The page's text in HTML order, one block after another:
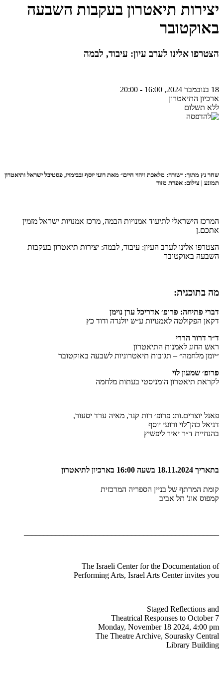
יצירות תיאטרון בעקבות השבעה
באוקטובר
הצטרפו אלינו לערב עיון: עיבוד, לבמה
18 בנובמבר 2024, 16:00 - 20:00
ארכיון התיאטרון
ללא תשלום
שחר נץ מתוך: ״שורה: מלאכת זיהוי חיים״ מאת רועי יוסף ובבימויו, פסטיבל ישראל ותיאטרון
תמונע | צילום: אפרת מזור
המרכז הישראלי לתיעוד אמנויות הבמה, מרכז אמנויות ישראל מזמין
אתכם.ן
הצטרפו אלינו לערב העיון: עיבוד, לבמה: יצירות תיאטרון בעקבות
השבעה באוקטובר
מה בתוכנית:
דברי פתיחה: פרופ׳ אדריכל ערן נוימן
דקאן הפקולטה לאמנויות ע״ש יולנדה ודוד כץ
ד״ר דרור הררי
ראש החוג לאמנות התיאטרון
״יומן מלחמה״ – תגובות תיאטרוניות לשבעה באוקטובר
פרופ׳ שמעון לוי
לקראת תיאטרון הומניסטי בעתות מלחמה
פאנל יוצרים.ות: פרופ׳ רות קנר, מאיה ערד יסעור,
דניאל כהן־לוי ורועי יוסף
בהנחיית ד״ר יאיר ליפשיץ
בתאריך 18.11.2024 בשעה 16:00 בארכיון לתיאטרון
קומת המרתף של בניין הספריה המרכזית
קמפוס אונ' תל אביב
The Israeli Center for the Documentation of
Performing Arts, Israel Arts Center invites you
Staged Reflections and
Theatrical Responses to October 7
Monday, November 18 2024, 4:00 pm
The Theatre Archive, Sourasky Central
Library Building